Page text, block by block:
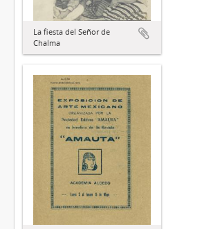
La fiesta del Señor de
Chalma